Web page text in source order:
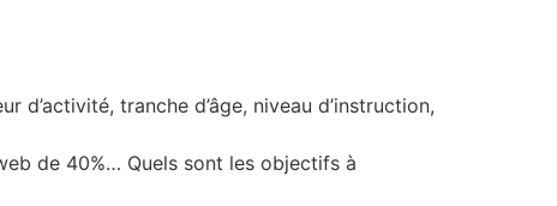
tranche d’âge, niveau d’instruction,
de 40%… Quels sont les objectifs à